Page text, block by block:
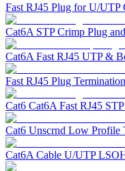
Fast RJ45 Plug for U/UTP
Cat6A STP Crimp Plug
Cat6A Fast RJ45 UTP &
Fast RJ45 Plug
Cat6 Cat6A Fast RJ45
Cat6 Unscrnd Low Profile
Cat6A Cable U/UTP